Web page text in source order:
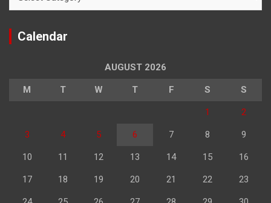
Calendar
AUGUST 2026
M T W T F S S
1 2
3 4 5 6 7 8 9
10 11 12 13 14 15 16
17 18 19 20 21 22 23